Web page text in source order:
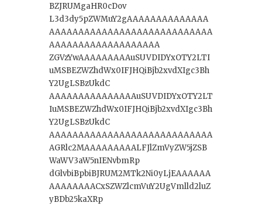
BZJRUMgaHR0cDov
L3d3dy5pZWMuY2gAAAAAAAAAAAAAA
AAAAAAAAAAAAAAAAAAAAAAAAAAAA
AAAAAAAAAAAAAAAAAAA
ZGVzYwAAAAAAAAAuSUVDIDYxOTY2LTI
uMSBEZWZhdWx0IFJHQiBjb2xvdXIgc3Bh
Y2UgLSBzUkdC
AAAAAAAAAAAAAAAuSUVDIDYxOTY2LT
IuMSBEZWZhdWx0IFJHQiBjb2xvdXIgc3Bh
Y2UgLSBzUkdC
AAAAAAAAAAAAAAAAAAAAAAAAAAAA
AGRlc2MAAAAAAAAALFJlZmVyZW5jZSB
WaWV3aW5nIENvbmRp
dGlvbiBpbiBJRUM2MTk2Ni0yLjEAAAAAA
AAAAAAAACxSZWZlcmVuY2UgVmlld2luZ
yBDb25kaXRp